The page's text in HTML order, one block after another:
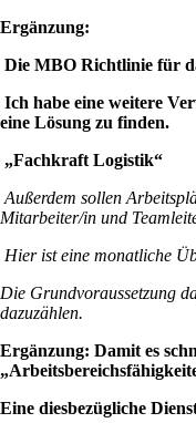
Ergänzung:
Die MBO Richtlinie für
Ich habe eine weitere
eine Lösung zu finden.
„Fachkraft Logistik“
Außerdem sollen
Mitarbeiter/in und
Hier ist eine monatliche
Die Grundvoraussetzung
dazuzählen.
Ergänzung: Damit es
Eine diesbezügliche